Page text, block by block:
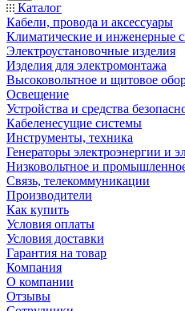
Каталог
Кабели, провода и аксессуары
Климатические и инженерные
Электроустановочные изделия
Изделия для электромонтажа
Высоковольтное и щитовое
Освещение
Устройства и средства
Кабеленесущие системы
Инструменты, техника
Генераторы электроэнергии и
Низковольтное и
Связь, телекоммуникации
Производители
Как купить
Условия оплаты
Условия доставки
Гарантия на товар
Компания
О компании
Отзывы